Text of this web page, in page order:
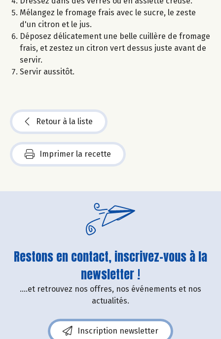
Mélangez le fromage frais avec le sucre, le zeste
d'un citron et le jus.
Déposez délicatement une belle cuillère de fromage
frais, et zestez un citron vert dessus juste avant de
servir.
Servir aussitôt.
Retour à la liste
Imprimer la recette
Restons en contact, inscrivez-vous à la
newsletter !
....et retrouvez nos offres, nos événements et nos
actualités.
Inscription newsletter